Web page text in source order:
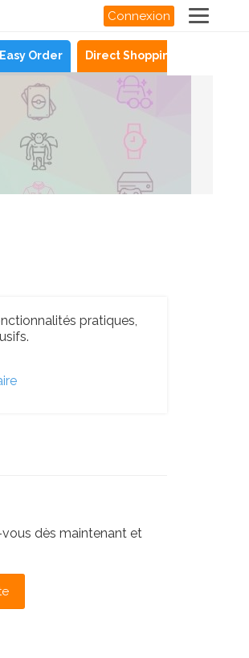
Connexion
Easy Order Direct Shopping
pratiques,
dès maintenant et